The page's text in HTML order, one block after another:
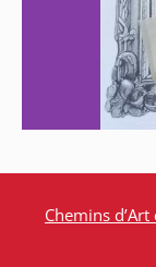
Chemins